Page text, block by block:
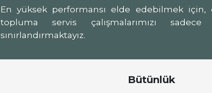
En yüksek performansı elde edebilmek için,
topluma servis çalışmalarımızı
sınırlandırmaktayız.
Bütünlük